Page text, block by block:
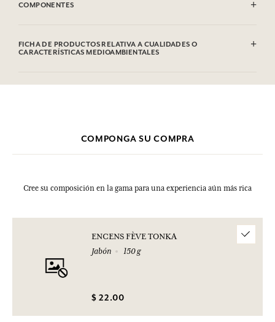
COMPONENTES
(Fragrance), Palm Kernel Acid, Sodium Chloride, Glycerin, Argania
Spinosa Kernel Oil*, Helianthus Annuus (Sunflower) Seed Oil,
FICHA DE PRODUCTOS RELATIVA A CUALIDADES O
CARACTERÍSTICAS MEDIOAMBIENTALES
Por favor, consulte las cualidades o características medioambientales
COMPONGA SU COMPRA
Cree su composición en la gama para una experiencia aún más rica
ENCENS FÈVE TONKA
Jabón
150 g
$ 22.00